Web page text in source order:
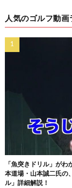
人気のゴルフ動画
「魚突きドリル」が
本道場・山本誠二氏の
ル」詳細解説！